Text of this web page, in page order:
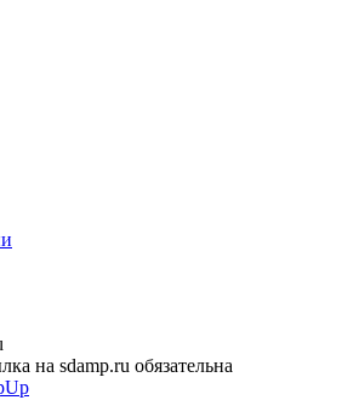
на sdamp.ru обязательна